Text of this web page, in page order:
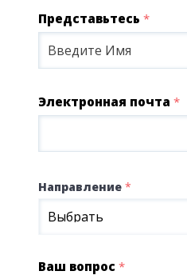
Представьтесь *
Электронная почта *
Направление *
Выбрать
Ваш вопрос *